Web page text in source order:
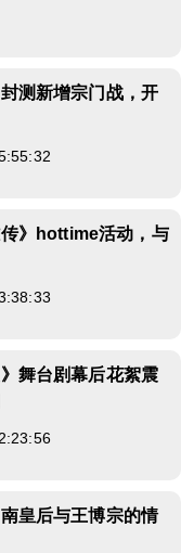
测新增宗门战，开
》hottime活动，与
舞台剧幕后花絮震
皇后与王博宗的情